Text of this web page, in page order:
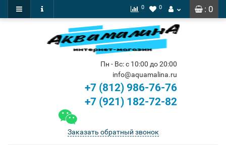
: 0
0 0
Пн - Вс: с 10:00 до 20:00
info@aquamalina.ru
+7 (812) 986-76-76
+7 (921) 182-72-82
Заказать обратный звонок